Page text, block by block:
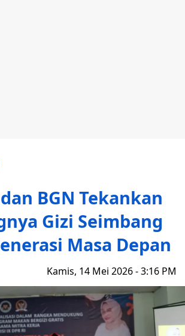
dan BGN Tekankan
Gizi Seimbang
Masa Depan
Kamis, 14 Mei 2026 - 3:16 PM